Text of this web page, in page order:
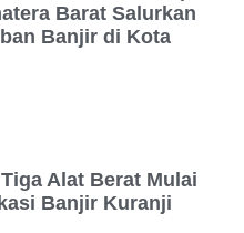
Barat Salurkan
Banjir di Kota
Alat Berat Mulai
Banjir Kuranji